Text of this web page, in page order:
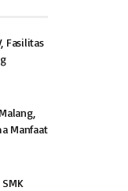
Fasilitas
Manfaat